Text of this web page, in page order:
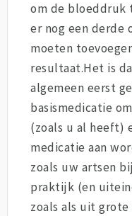
om de bloeddruk
er nog een derde
moeten
resultaat.Het is
algemeen eerst
basismedicatie
(zoals u al heeft)
medicatie aan
zoals uw artsen
praktijk (en
zoals als uit